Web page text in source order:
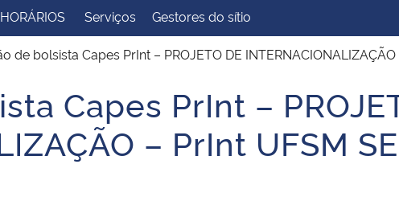
Ministério do
Desenvolvimento Regional
Controladoria-Geral da
União
Advocacia-Geral da União Banco Central do Brasil
HORÁRIOS Serviços Gestores do sítio
de bolsista Capes PrInt – PROJETO DE
Capes PrInt –
– PrInt UFSM